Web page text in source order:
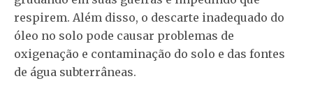
respirem. Além disso, o descarte inadequado do
óleo no solo pode causar problemas de
oxigenação e contaminação do solo e das fontes
de água subterrâneas.